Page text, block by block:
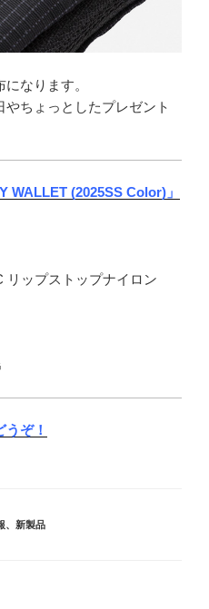
なります。
ちょっとしたプレゼント
WALLET (2025SS Color)」
リップストップナイロン
ぞ！
、 新製品